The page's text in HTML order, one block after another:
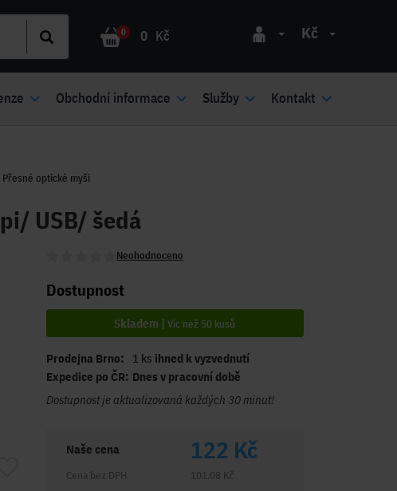
0 0 Kč Kč
Obchodní informace Služby Kontakt
Přesné optické myši
USB/ šedá
Neohodnoceno
Dostupnost
Skladem |Víc než 50 kusů
Prodejna Brno: 1 ks ihned k vyzvednutí
Expedice po ČR: Dnes v pracovní době
Dostupnost je aktualizovaná každých 30 minut!
Naše cena 122 Kč
Cena bez DPH 101.08 Kč